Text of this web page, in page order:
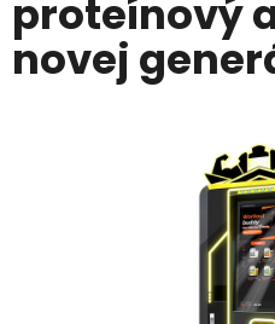
proteínový
novej